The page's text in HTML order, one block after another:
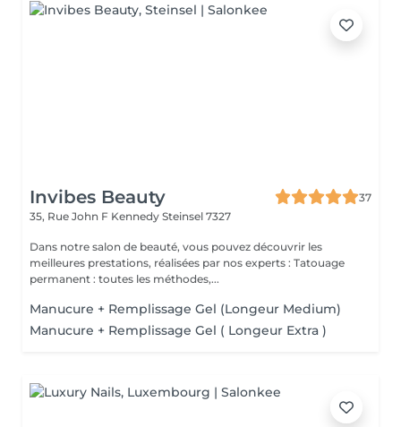
Invibes Beauty
37
35, Rue John F Kennedy Steinsel 7327
Dans notre salon de beauté, vous pouvez découvrir les
meilleures prestations, réalisées par nos experts : Tatouage
permanent : toutes les méthodes,...
Manucure + Remplissage Gel (Longeur Medium)
Manucure + Remplissage Gel ( Longeur Extra )